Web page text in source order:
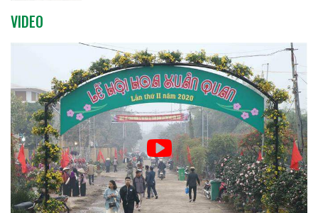
VIDEO